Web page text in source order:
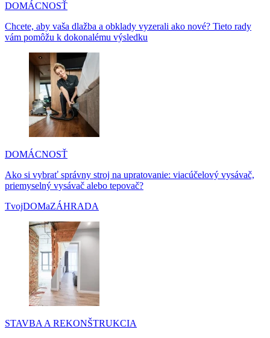
DOMÁCNOSŤ
Chcete, aby vaša dlažba a obklady vyzerali ako nové? Tieto rady
vám pomôžu k dokonalému výsledku
DOMÁCNOSŤ
Ako si vybrať správny stroj na upratovanie: viacúčelový vysávač,
priemyselný vysávač alebo tepovač?
TvojDOMaZÁHRADA
STAVBA A REKONŠTRUKCIA